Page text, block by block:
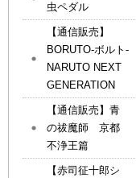
虫ペダル
【通信販売】
BORUTO-ボルト-
NARUTO NEXT
GENERATION
【通信販売】青
の祓魔師 京都
不浄王篇
【赤司征十郎シ